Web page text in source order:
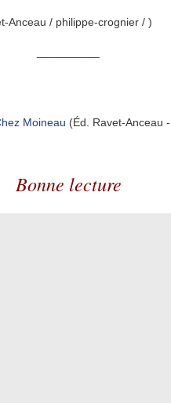
Anceau / philippe-crognier / )
Moineau (Éd. Ravet-Anceau
Bonne lecture